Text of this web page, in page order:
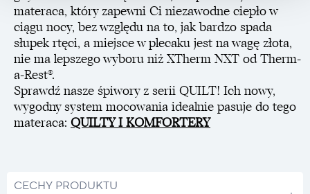
materaca, który zapewni Ci niezawodne ciepło w
ciągu nocy, bez względu na to, jak bardzo spada
słupek rtęci, a miejsce w plecaku jest na wagę złota,
nie ma lepszego wyboru niż XTherm NXT od Therm-
a-Rest®.
Sprawdź nasze śpiwory z serii QUILT! Ich nowy,
wygodny system mocowania idealnie pasuje do tego
materaca: QUILTY I KOMFORTERY
CECHY PRODUKTU